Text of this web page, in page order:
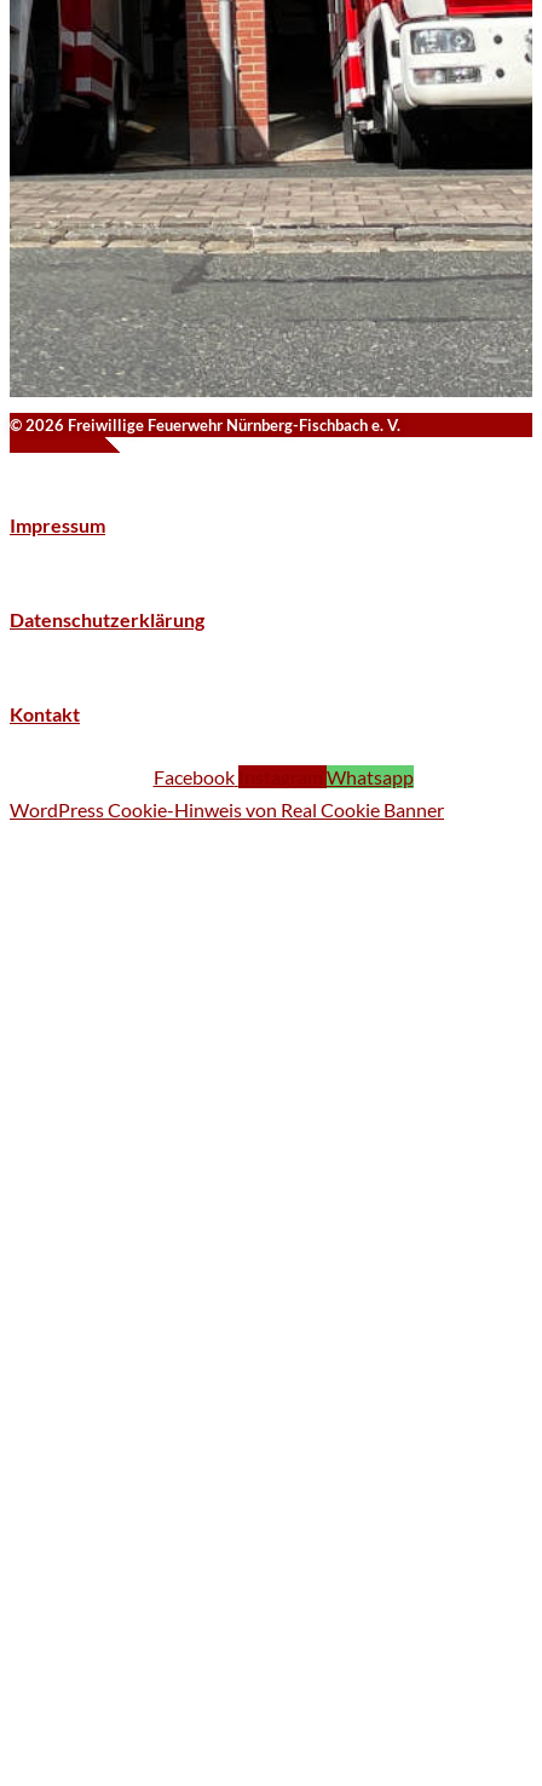
© 2026 Freiwillige Feuerwehr Nürnberg-Fischbach e. V.
Impressum
Datenschutzerklärung
Kontakt
Facebook
Whatsapp
WordPress Cookie-Hinweis von Real Cookie Banner